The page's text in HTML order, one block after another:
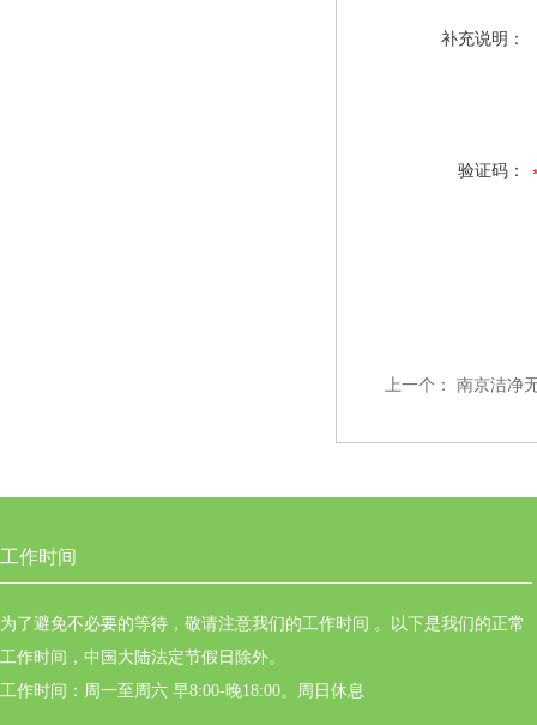
补充说明：
验证码：
上一个： 南京洁净
工作时间
为了避免不必要的等待，敬请注意我们的工作时间 。以下是我们的正常
工作时间，中国大陆法定节假日除外。
工作时间：周一至周六 早8:00-晚18:00。周日休息